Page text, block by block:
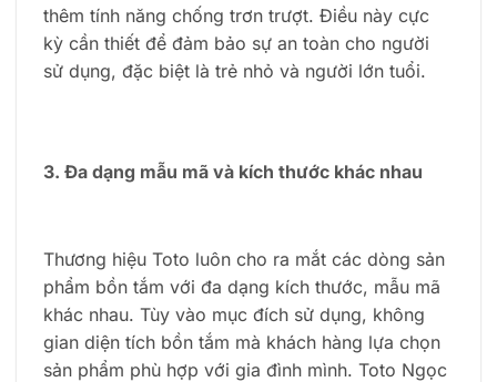
thêm tính năng chống trơn trượt. Điều này cực
kỳ cần thiết để đảm bảo sự an toàn cho người
sử dụng, đặc biệt là trẻ nhỏ và người lớn tuổi.
3. Đa dạng mẫu mã và kích thước khác nhau
Thương hiệu Toto luôn cho ra mắt các dòng sản
phẩm bồn tắm với đa dạng kích thước, mẫu mã
khác nhau. Tùy vào mục đích sử dụng, không
gian diện tích bồn tắm mà khách hàng lựa chọn
sản phẩm phù hợp với gia đình mình. Toto Ngọc